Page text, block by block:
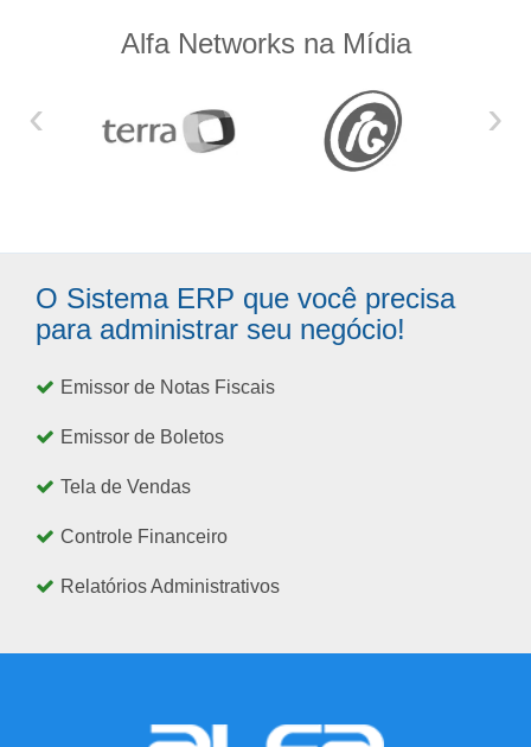
Alfa Networks na Mídia
‹ ›
O Sistema ERP que você precisa
para administrar seu negócio!
Emissor de Notas Fiscais
Emissor de Boletos
Tela de Vendas
Controle Financeiro
Relatórios Administrativos